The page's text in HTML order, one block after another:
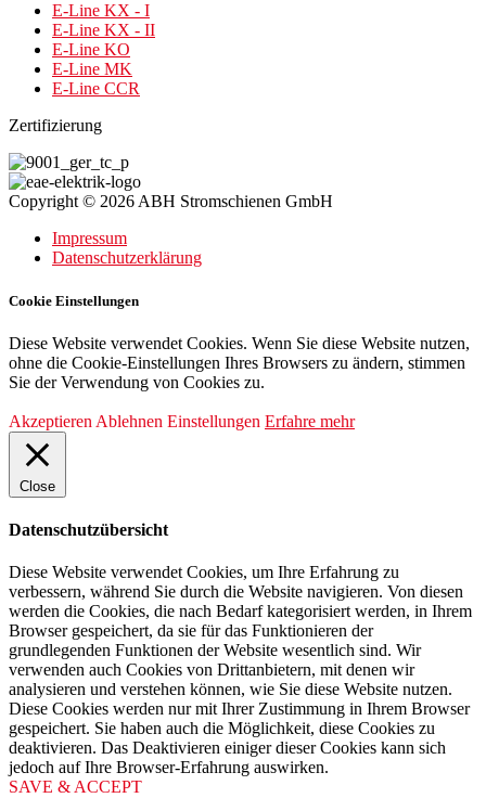
E-Line KX - I
E-Line KX - II
E-Line KO
E-Line MK
E-Line CCR
Zertifizierung
Copyright © 2026 ABH Stromschienen GmbH
Impressum
Datenschutzerklärung
Cookie Einstellungen
Diese Website verwendet Cookies. Wenn Sie diese Website nutzen,
ohne die Cookie-Einstellungen Ihres Browsers zu ändern, stimmen
Sie der Verwendung von Cookies zu.
Akzeptieren Ablehnen Einstellungen Erfahre mehr
Close
Datenschutzübersicht
Diese Website verwendet Cookies, um Ihre Erfahrung zu
verbessern, während Sie durch die Website navigieren. Von diesen
werden die Cookies, die nach Bedarf kategorisiert werden, in Ihrem
Browser gespeichert, da sie für das Funktionieren der
grundlegenden Funktionen der Website wesentlich sind. Wir
verwenden auch Cookies von Drittanbietern, mit denen wir
analysieren und verstehen können, wie Sie diese Website nutzen.
Diese Cookies werden nur mit Ihrer Zustimmung in Ihrem Browser
gespeichert. Sie haben auch die Möglichkeit, diese Cookies zu
deaktivieren. Das Deaktivieren einiger dieser Cookies kann sich
jedoch auf Ihre Browser-Erfahrung auswirken.
SAVE & ACCEPT